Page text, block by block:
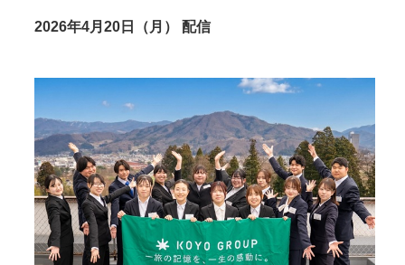
2026年4月20日（月） 配信